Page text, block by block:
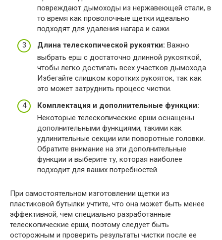
повреждают дымоходы из нержавеющей стали, в
то время как проволочные щетки идеально
подходят для удаления нагара и сажи.
Длина телескопической рукоятки: Важно
выбрать ерш с достаточно длинной рукояткой,
чтобы легко достигать всех участков дымохода.
Избегайте слишком коротких рукояток, так как
это может затруднить процесс чистки.
Комплектация и дополнительные функции:
Некоторые телескопические ерши оснащены
дополнительными функциями, такими как
удлинительные секции или поворотные головки.
Обратите внимание на эти дополнительные
функции и выберите ту, которая наиболее
подходит для ваших потребностей.
При самостоятельном изготовлении щетки из
пластиковой бутылки учтите, что она может быть менее
эффективной, чем специально разработанные
телескопические ерши, поэтому следует быть
осторожным и проверить результаты чистки после ее